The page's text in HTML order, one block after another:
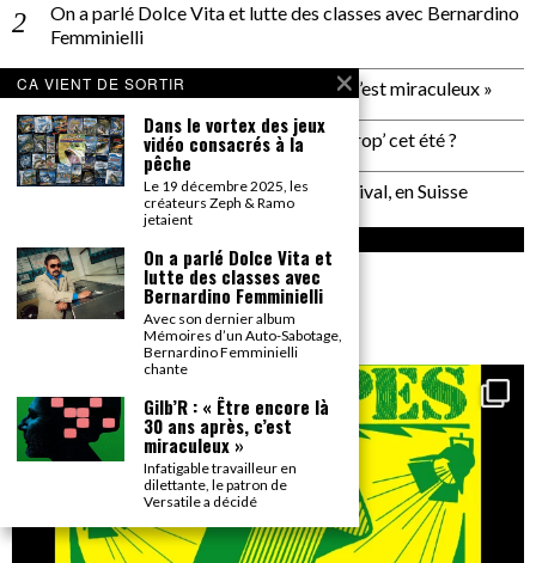
On a parlé Dolce Vita et lutte des classes avec Bernardino
Femminielli
Gilb’R : « Être encore là 30 ans après, c’est miraculeux »
Plage de Rock : et si on allait à Saint Trop’ cet été ?
Un reportage pas neutre au PALP Festival, en Suisse
gonzai_magazine
Seul le détail compte.
CA VIENT DE SORTIR
Dans le vortex des jeux
vidéo consacrés à la
pêche
Le 19 décembre 2025, les
créateurs Zeph & Ramo
jetaient
On a parlé Dolce Vita et
lutte des classes avec
Bernardino Femminielli
Avec son dernier album
Mémoires d’un Auto-Sabotage,
Bernardino Femminielli
chante
Gilb’R : « Être encore là
30 ans après, c’est
miraculeux »
Infatigable travailleur en
dilettante, le patron de
Versatile a décidé